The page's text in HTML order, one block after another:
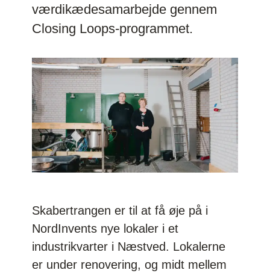
værdikædesamarbejde gennem
Closing Loops-programmet.
Skabertrangen er til at få øje på i
NordInvents nye lokaler i et
industrikvarter i Næstved. Lokalerne
er under renovering, og midt mellem